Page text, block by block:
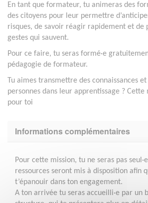
En tant que formateur, tu animeras des
des citoyens pour leur permettre
risques, de savoir réagir rapidement et de
gestes qui sauvent.
Pour ce faire, tu seras formé·e
pédagogie de formateur.
Tu aimes transmettre des connaissances
personnes dans leur apprentissage ?
pour toi
Informations complémentaires
Pour cette mission, tu ne seras pas
ressources seront mis à disposition afin
t’épanouir dans ton engagement.
A ton arrivée tu seras accueilli·e par un